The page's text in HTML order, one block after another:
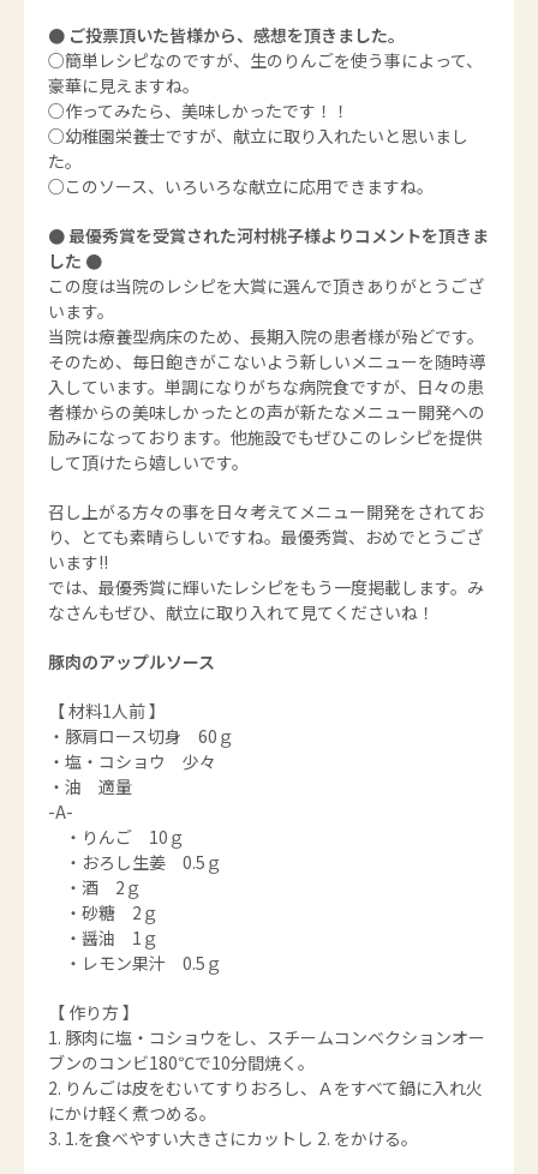
● ご投票頂いた皆様から、感想を頂きました。
○簡単レシピなのですが、生のりんごを使う事によって、
豪華に見えますね。
○作ってみたら、美味しかったです！！
○幼稚園栄養士ですが、献立に取り入れたいと思いまし
た。
○このソース、いろいろな献立に応用できますね。
● 最優秀賞を受賞された河村桃子様よりコメントを頂きま
した ●
この度は当院のレシピを大賞に選んで頂きありがとうござ
います。
当院は療養型病床のため、長期入院の患者様が殆どです。
そのため、毎日飽きがこないよう新しいメニューを随時導
入しています。単調になりがちな病院食ですが、日々の患
者様からの美味しかったとの声が新たなメニュー開発への
励みになっております。他施設でもぜひこのレシピを提供
して頂けたら嬉しいです。
召し上がる方々の事を日々考えてメニュー開発をされてお
り、とても素晴らしいですね。最優秀賞、おめでとうござ
います!!
では、最優秀賞に輝いたレシピをもう一度掲載します。み
なさんもぜひ、献立に取り入れて見てくださいね！
豚肉のアップルソース
【 材料1人前 】
・豚肩ロース切身 60ｇ
・塩・コショウ 少々
・油 適量
-A-
・りんご 10ｇ
・おろし生姜 0.5ｇ
・酒 2ｇ
・砂糖 2ｇ
・醤油 1ｇ
・レモン果汁 0.5ｇ
【 作り方 】
1. 豚肉に塩・コショウをし、スチームコンベクションオー
ブンのコンビ180℃で10分間焼く。
2. りんごは皮をむいてすりおろし、Ａをすべて鍋に入れ火
にかけ軽く煮つめる。
3. 1.を食べやすい大きさにカットし 2. をかける。